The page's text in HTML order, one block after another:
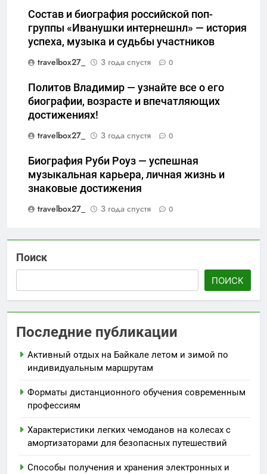
Состав и биография российской поп-
группы «Иванушки интернешнл» — история
успеха, музыка и судьбы участников
travelbox27_
3 года спустя 0
Политов Владимир — узнайте все о его
биографии, возрасте и впечатляющих
достижениях!
travelbox27_
3 года спустя 0
Биография Руби Роуз — успешная
музыкальная карьера, личная жизнь и
знаковые достижения
travelbox27_
3 года спустя 0
Поиск
ПОИСК
Последние публикации
Активный отдых на Байкале летом и зимой по
индивидуальным маршрутам
Форматы дистанционного обучения современным
профессиям
Характеристики легких чемоданов на колесах с
амортизаторами для безопасных путешествий
Способы получения и хранения электронных и